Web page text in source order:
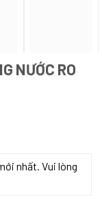
NƯỚC RO
nhất. Vui lòng